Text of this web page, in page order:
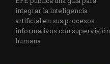
integrar la inteligencia
artificial en sus procesos
informativos con supervisión
humana